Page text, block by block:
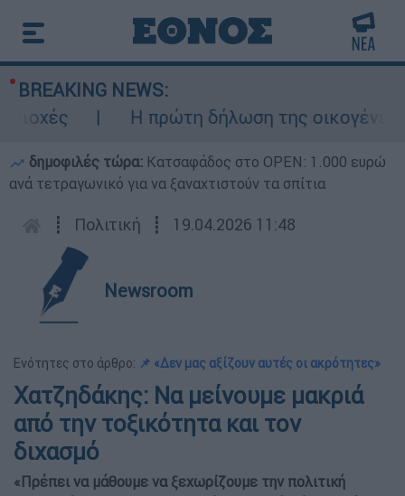
BREAKING NEWS:
Η πρώτη δήλωση της οικογένειας
δημοφιλές τώρα: Κατσαφάδος στο OPEN: 1.000 ευρώ
ανά τετραγωνικό για να ξαναχτιστούν τα σπίτια
┋ Πολιτική ┋ 19.04.2026 11:48
Newsroom
Ενότητες στο άρθρο: 📌 «Δεν μας αξίζουν αυτές οι ακρότητες»
Χατζηδάκης: Να μείνουμε μακριά
από την τοξικότητα και τον
διχασμό
«Πρέπει να μάθουμε να ξεχωρίζουμε την πολιτική